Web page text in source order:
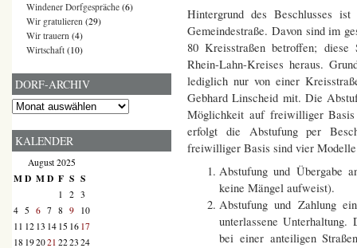
Hintergrund des Beschlusses
Gemeindestraße. Davon sind im
80 Kreisstraßen betroffen;
Rhein-Lahn-Kreises heraus.
lediglich nur von einer
Gebhard Linscheid mit. Die
Möglichkeit auf freiwilliger
erfolgt die Abstufung per
freiwilliger Basis sind vier Modelle
Abstufung und Übergabe
keine Mängel aufweist).
Abstufung und Zahlung
unterlassene
bei einer anteiligen
Windener Dorfgespräche (6)
Wir gratulieren (29)
Wir trauern (4)
Wirtschaft (10)
DORF-ARCHIV
Dorf-
KALENDER
August 2025
MD MD F S S
1 2 3
4 5 6 7 8 9 10
11 12 13 14 15 16 17
18 192021 2223 24